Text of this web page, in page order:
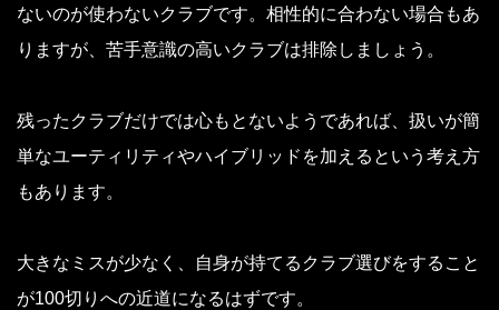
ないのが使わないクラブです。相性的に合わない場合もあ
りますが、苦手意識の高いクラブは排除しましょう。
残ったクラブだけでは心もとないようであれば、扱いが簡
単なユーティリティやハイブリッドを加えるという考え方
もあります。
大きなミスが少なく、自身が持てるクラブ選びをすること
が100切りへの近道になるはずです。